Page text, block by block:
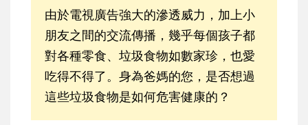
由於電視廣告強大的滲透威力，加上小
朋友之間的交流傳播，幾乎每個孩子都
對各種零食、垃圾食物如數家珍，也愛
吃得不得了。身為爸媽的您，是否想過
這些垃圾食物是如何危害健康的？